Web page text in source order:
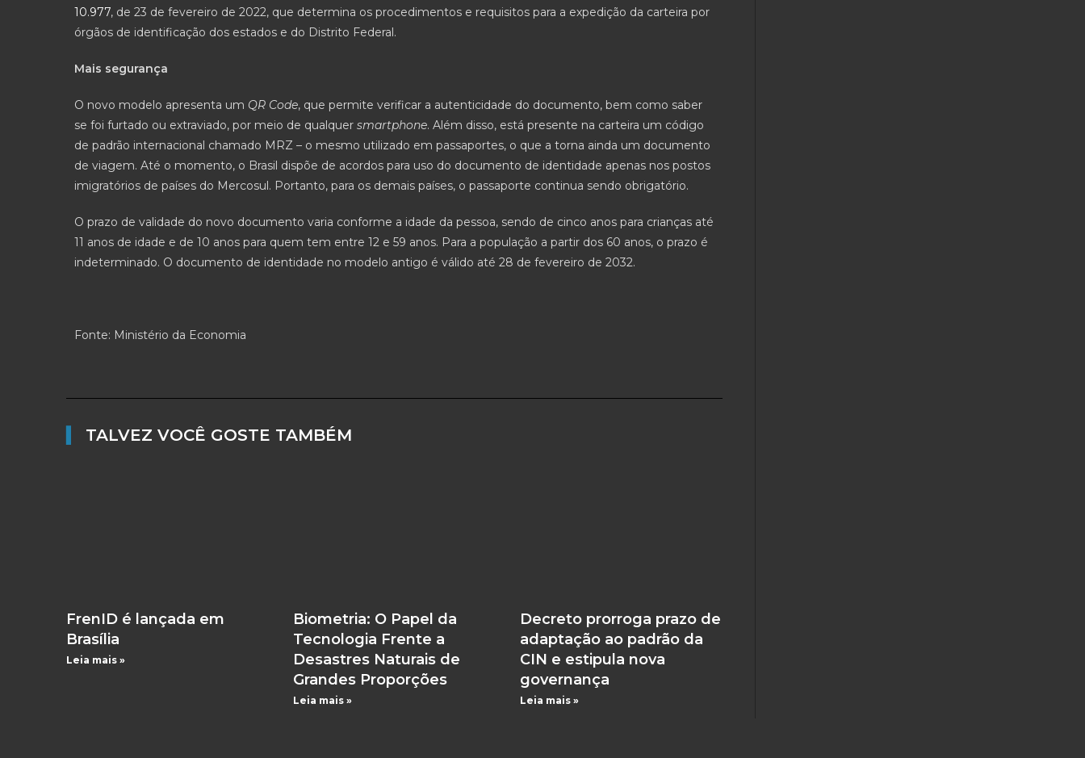
10.977, de 23 de fevereiro de 2022, que determina os procedimentos e requisitos para a expedição da carteira por
órgãos de identificação dos estados e do Distrito Federal.
Mais segurança
O novo modelo apresenta um QR Code, que permite verificar a autenticidade do documento, bem como saber
se foi furtado ou extraviado, por meio de qualquer smartphone. Além disso, está presente na carteira um código
de padrão internacional chamado MRZ – o mesmo utilizado em passaportes, o que a torna ainda um documento
de viagem. Até o momento, o Brasil dispõe de acordos para uso do documento de identidade apenas nos postos
imigratórios de países do Mercosul. Portanto, para os demais países, o passaporte continua sendo obrigatório.
O prazo de validade do novo documento varia conforme a idade da pessoa, sendo de cinco anos para crianças até
11 anos de idade e de 10 anos para quem tem entre 12 e 59 anos. Para a população a partir dos 60 anos, o prazo é
indeterminado. O documento de identidade no modelo antigo é válido até 28 de fevereiro de 2032.
Fonte: Ministério da Economia
TALVEZ VOCÊ GOSTE TAMBÉM
FrenID é lançada em
Brasília
Leia mais »
Biometria: O Papel da
Tecnologia Frente a
Desastres Naturais de
Grandes Proporções
Leia mais »
Decreto prorroga prazo de
adaptação ao padrão da
CIN e estipula nova
governança
Leia mais »